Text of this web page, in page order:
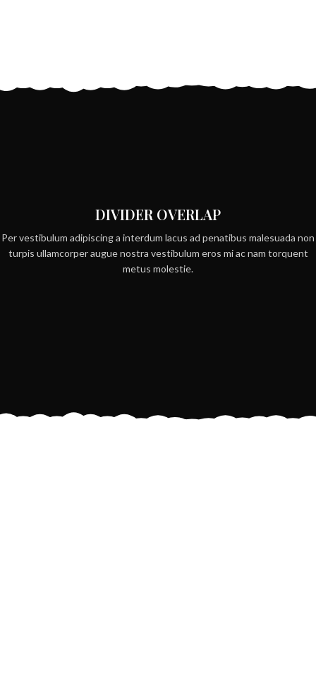
DIVIDER OVERLAP
Per vestibulum adipiscing a interdum lacus ad penatibus malesuada non
turpis ullamcorper augue nostra vestibulum eros mi ac nam torquent
metus molestie.